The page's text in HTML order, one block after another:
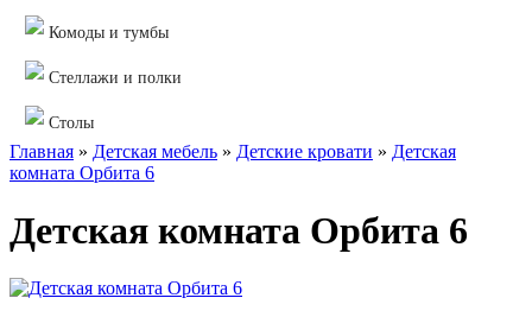
Комоды и тумбы
Стеллажи и полки
Столы
Главная » Детская мебель » Детские кровати » Детская
комната Орбита 6
Детская комната Орбита 6